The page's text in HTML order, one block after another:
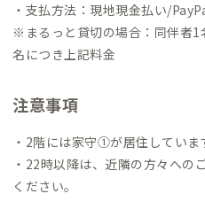
・支払方法：現地現金払い/
※まるっと貸切の場合：同伴者
名につき上記料金
注意事項
・2階には家守①が居住していま
・22時以降は、近隣の方々への
ください。